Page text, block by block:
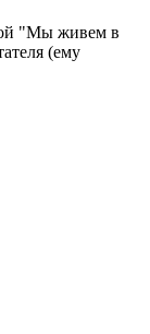
"Мы живем в
(ему